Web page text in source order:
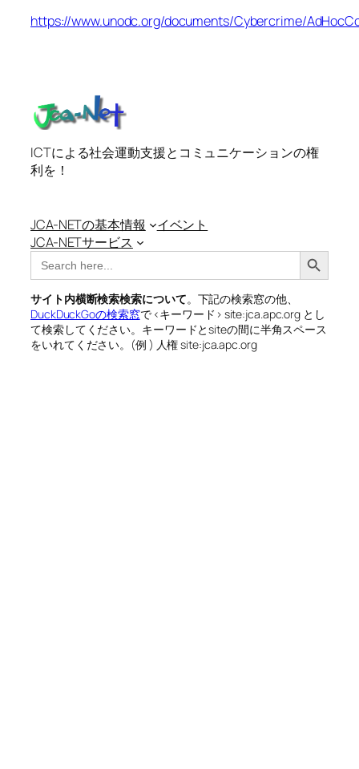
https://www.unodc.org/documents/Cybercrime/
ICTによる社会運動支援とコミュニケーションの権
利を！
JCA-NETの基本情報
JCA-NETサービス
イベント
Search
for:
Search Button
サイト内横断検索検索について。下記の検索窓の他、
DuckDuckGoの検索窓で <キーワード> site:jca.apc.org とし
て検索してください。キーワードとsiteの間に半角スペース
をいれてください。(例 ) 人権 site:jca.apc.org